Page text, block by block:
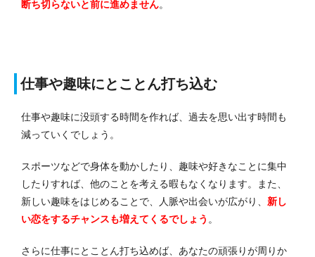
断ち切らないと前に進めません。
仕事や趣味にとことん打ち込む
仕事や趣味に没頭する時間を作れば、過去を思い出す時間も
減っていくでしょう。
スポーツなどで身体を動かしたり、趣味や好きなことに集中
したりすれば、他のことを考える暇もなくなります。
また、
新しい趣味をはじめることで、人脈や出会いが広がり、 新し
い恋をするチャンスも増えてくるでしょう 。
さらに仕事にとことん打ち込めば、あなたの頑張りが周りか